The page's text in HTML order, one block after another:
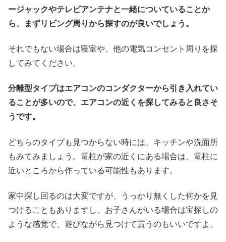
ージャックやテレビアンテナと一緒についていることか
ら、まずリビング周りから探すのが良いでしょう。
それでもない場合は寝室や、他の電気コンセント周りを探
してみてください。
分離型タイプはエアコンのコンダクターから引き入れてい
ることが多いので、エアコンの近くを探してみると良さそ
うです。
どちらのタイプも見つからない時には、キッチンや洗面所
もみてみましょう。電柱が家の近くにある場合は、電柱に
近いところから作っている可能性もあります。
家中探し回るのは大変ですが、うっかり無くした何かを見
つけることもありますし、お子さんがいる場合は宝探しの
ような感覚で、遊びながら見つけて貰うのもいいですよ。